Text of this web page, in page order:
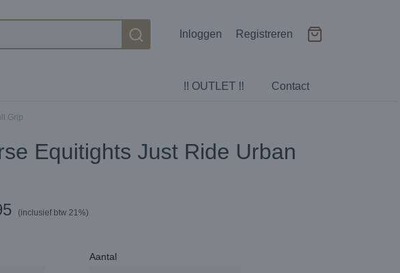
Inloggen Registreren
Contact
!! OUTLET !!
Grip
Equitights Just Ride Urban
(inclusief btw 21%)
Aantal